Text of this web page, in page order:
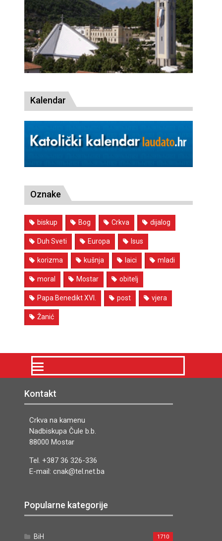
Kalendar
Oznake
biskup Bog Crkva dijalog
Duh Sveti Europa Isus
korizma kušnja laici mladi
moral Mostar obitelj
Papa Benedikt XVI. post vjera
Žanić
Kontakt
Crkva na kamenu
Nadbiskupa Čule b.b.
88000 Mostar
Tel. +387 36 326-336
E-mail: cnak@tel.net.ba
Popularne kategorije
BiH 1710